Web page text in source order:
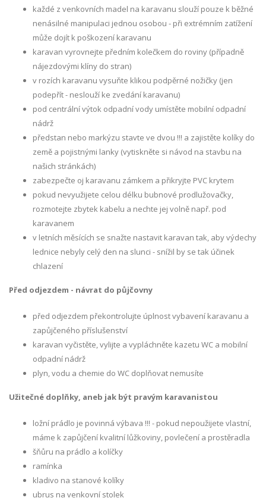
každé z venkovních madel na karavanu slouží pouze k běžné
nenásilné manipulaci jednou osobou - při extrémním zatížení
může dojít k poškození karavanu
karavan vyrovnejte předním kolečkem do roviny (případně
nájezdovými klíny do stran)
v rozích karavanu vysuňte klikou podpěrné nožičky (jen
podepřít - neslouží ke zvedání karavanu)
pod centrální výtok odpadní vody umístěte mobilní odpadní
nádrž
předstan nebo markýzu stavte ve dvou !!! a zajistěte kolíky do
země a pojistnými lanky (vytiskněte si návod na stavbu na
našich stránkách)
zabezpečte oj karavanu zámkem a přikryjte PVC krytem
pokud nevyužijete celou délku bubnové prodlužovačky,
rozmotejte zbytek kabelu a nechte jej volně např. pod
karavanem
v letních měsících se snažte nastavit karavan tak, aby výdechy
lednice nebyly celý den na slunci - snížil by se tak účinek
chlazení
Před odjezdem - návrat do půjčovny
před odjezdem překontrolujte úplnost vybavení karavanu a
zapůjčeného příslušenství
karavan vyčistěte, vylijte a vypláchněte kazetu WC a mobilní
odpadní nádrž
plyn, vodu a chemie do WC doplňovat nemusíte
Užitečné doplňky, aneb jak být pravým karavanistou
ložní prádlo je povinná výbava !!! - pokud nepoužijete vlastní,
máme k zapůjčení kvalitní lůžkoviny, povlečení a prostěradla
šňůru na prádlo a kolíčky
ramínka
kladivo na stanové kolíky
ubrus na venkovní stolek